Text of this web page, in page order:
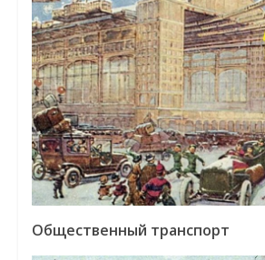
Общественный транспорт